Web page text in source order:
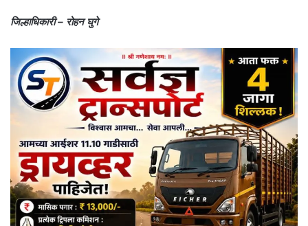
जिल्हाधिकारी – रोहन घुगे